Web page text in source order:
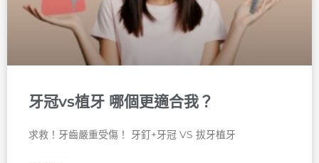
牙冠vs植牙 哪個更適合我？
求救！牙齒嚴重受傷！ 牙釘+牙冠 VS 拔牙植牙